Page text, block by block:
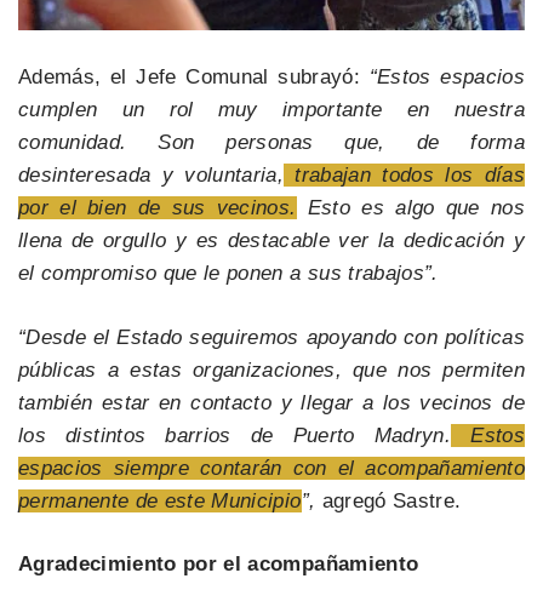
Además, el Jefe Comunal subrayó: “Estos espacios
cumplen un rol muy importante en nuestra
comunidad. Son personas que, de forma
desinteresada y voluntaria, trabajan todos los días
por el bien de sus vecinos.
Esto es algo que nos
llena de orgullo y es destacable ver la dedicación y
el compromiso que le ponen a sus trabajos”.
“Desde el Estado seguiremos apoyando con políticas
públicas a estas organizaciones, que nos permiten
también estar en contacto y llegar a los vecinos de
los distintos barrios de Puerto Madryn.
Estos
espacios siempre contarán con el acompañamiento
permanente de este Municipio”, agregó Sastre.
Agradecimiento por el acompañamiento